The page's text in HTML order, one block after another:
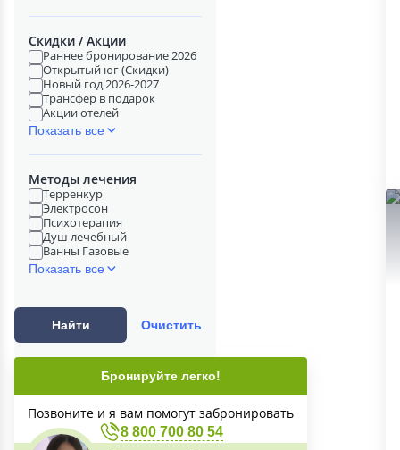
Скидки / Акции
Раннее бронирование 2026
Открытый юг (Скидки)
Новый год 2026-2027
Трансфер в подарок
Акции отелей
Показать все
Методы лечения
Терренкур
Электросон
Психотерапия
Душ лечебный
Ванны Газовые
Показать все
Найти Очистить
Бронируйте легко!
Позвоните и я вам помогут забронировать
8 800 700 80 54